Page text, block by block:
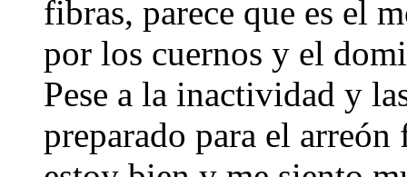
fibras, parece que es el
por los cuernos y el
Pese a la inactividad y
preparado para el